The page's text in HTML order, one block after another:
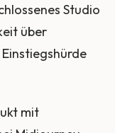
Studio
über
mit